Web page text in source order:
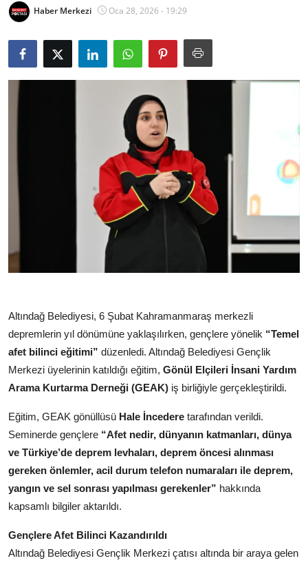
Kamu Kurumları ve Üst Kurullar
Resmi Reklamlar
Haber Merkezi Oca 28, 2026 - 19:29
Altındağ Belediyesi, 6 Şubat Kahramanmaraş merkezli
depremlerin yıl dönümüne yaklaşılırken, gençlere yönelik “Temel
afet bilinci eğitimi” düzenledi. Altındağ Belediyesi Gençlik
Merkezi üyelerinin katıldığı eğitim, Gönül Elçileri İnsani Yardım
Arama Kurtarma Derneği (GEAK) iş birliğiyle gerçekleştirildi.
Eğitim, GEAK gönüllüsü Hale İncedere tarafından verildi.
Seminerde gençlere “Afet nedir, dünyanın katmanları, dünya
ve Türkiye’de deprem levhaları, deprem öncesi alınması
gereken önlemler, acil durum telefon numaraları ile deprem,
yangın ve sel sonrası yapılması gerekenler” hakkında
kapsamlı bilgiler aktarıldı.
Gençlere Afet Bilinci Kazandırıldı
Altındağ Belediyesi Gençlik Merkezi çatısı altında bir araya gelen